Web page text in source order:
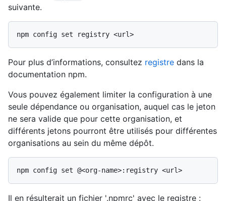
suivante.
Pour plus d’informations, consultez registre dans la
documentation npm.
Vous pouvez également limiter la configuration à une
seule dépendance ou organisation, auquel cas le jeton
ne sera valide que pour cette organisation, et
différents jetons pourront être utilisés pour différentes
organisations au sein du même dépôt.
Il en résulterait un fichier '.npmrc' avec le registre :